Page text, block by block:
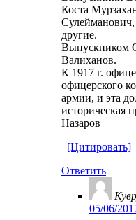
Коста
другие.
Выпускником
Валиханов.
К 1917 г.
офицерского
армии, и эта
историческая
Назаров
[Цитировать]
Ответить
05/06/